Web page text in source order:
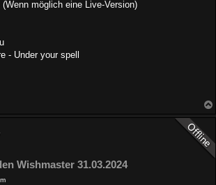
möglich eine Live-Version)
- Under your spell
Wishmaster 31.03.2024